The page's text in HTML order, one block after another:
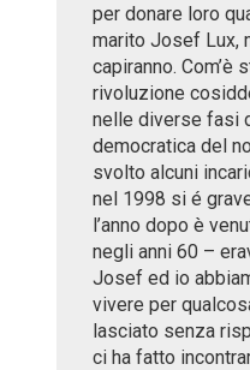
per donare loro
marito Josef Lux,
capiranno. Com’è
rivoluzione
nelle diverse fasi
democratica del
svolto alcuni
nel 1998 si é
l’anno dopo è
negli anni 60 –
Josef ed io
vivere per
lasciato senza
ci ha fatto